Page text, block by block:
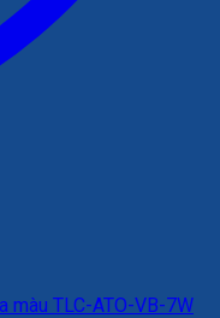
màu TLC-ATO-VB-7W